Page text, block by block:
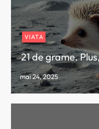
VIATA
21 de grame.